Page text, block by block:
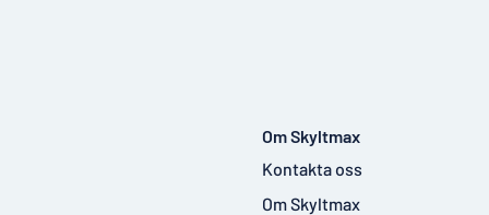
Om Skyltmax
Kontakta oss
Om Skyltmax